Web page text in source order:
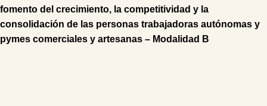
fomento del crecimiento, la competitividad y la
consolidación de las personas trabajadoras autónomas y
pymes comerciales y artesanas – Modalidad B